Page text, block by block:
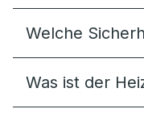
Welche
Was ist der